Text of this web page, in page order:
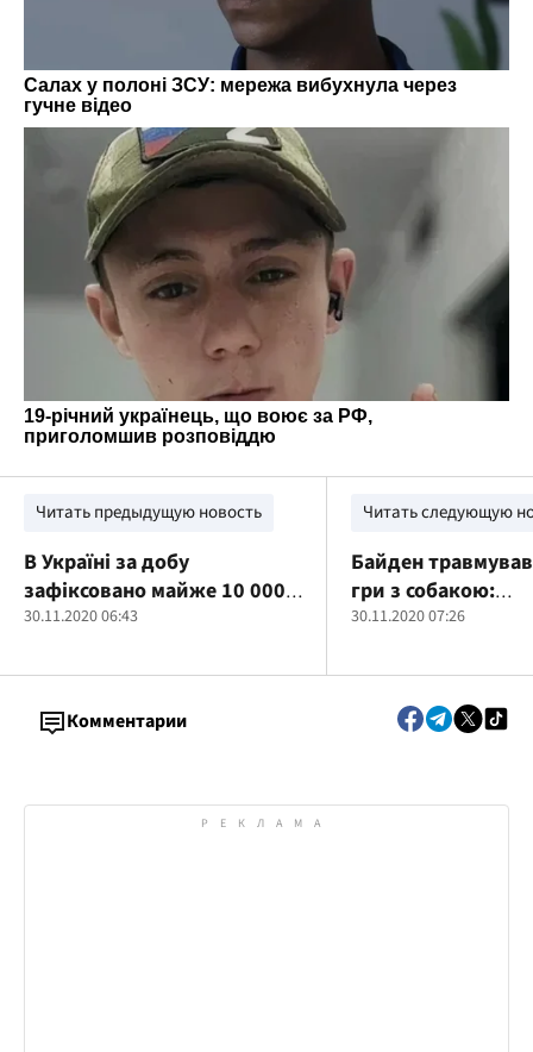
Читать предыдущую новость
В Україні за добу
зафіксовано майже 10 000
нових випадків COVID-19
30.11.2020 06:43
Читать следующую
Байден
гри з собакою:
діагностували
30.11.2020 07:26
Комментарии